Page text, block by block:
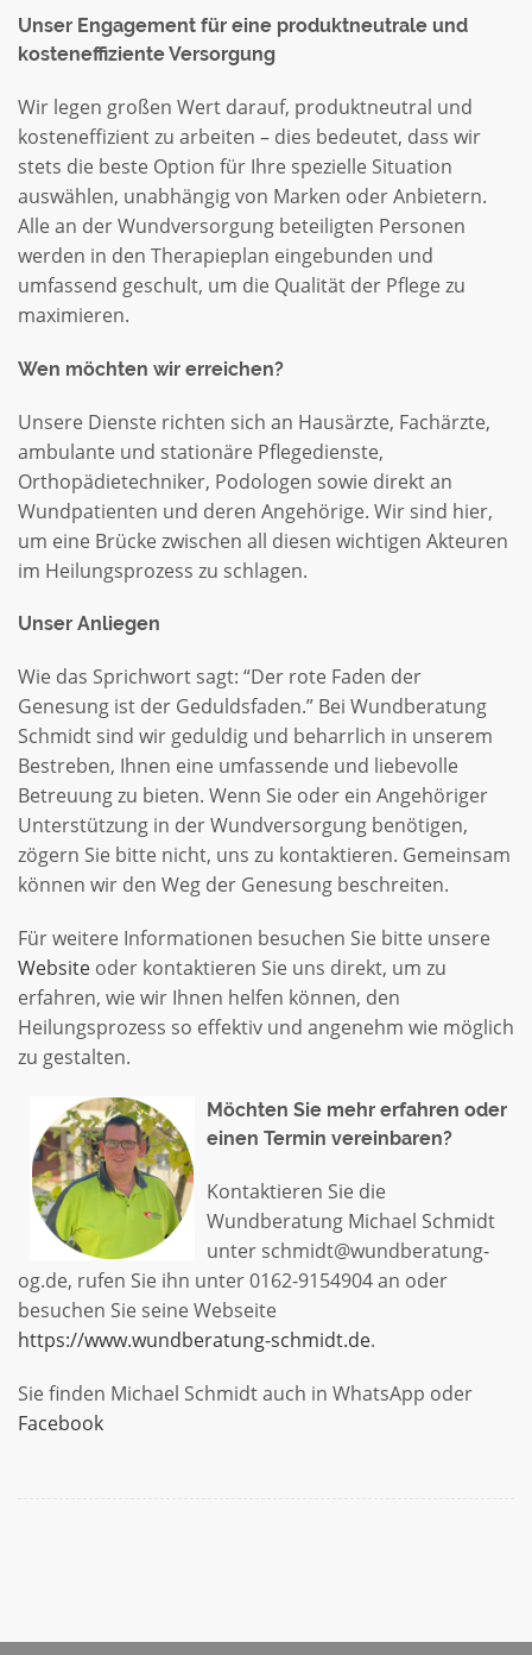
Unser Engagement für eine produktneutrale und
kosteneffiziente Versorgung
Wir legen großen Wert darauf, produktneutral und
kosteneffizient zu arbeiten – dies bedeutet, dass wir
stets die beste Option für Ihre spezielle Situation
auswählen, unabhängig von Marken oder Anbietern.
Alle an der Wundversorgung beteiligten Personen
werden in den Therapieplan eingebunden und
umfassend geschult, um die Qualität der Pflege zu
maximieren.
Wen möchten wir erreichen?
Unsere Dienste richten sich an Hausärzte, Fachärzte,
ambulante und stationäre Pflegedienste,
Orthopädietechniker, Podologen sowie direkt an
Wundpatienten und deren Angehörige. Wir sind hier,
um eine Brücke zwischen all diesen wichtigen Akteuren
im Heilungsprozess zu schlagen.
Unser Anliegen
Wie das Sprichwort sagt: “Der rote Faden der
Genesung ist der Geduldsfaden.” Bei Wundberatung
Schmidt sind wir geduldig und beharrlich in unserem
Bestreben, Ihnen eine umfassende und liebevolle
Betreuung zu bieten. Wenn Sie oder ein Angehöriger
Unterstützung in der Wundversorgung benötigen,
zögern Sie bitte nicht, uns zu kontaktieren. Gemeinsam
können wir den Weg der Genesung beschreiten.
Für weitere Informationen besuchen Sie bitte unsere
Website oder kontaktieren Sie uns direkt, um zu
erfahren, wie wir Ihnen helfen können, den
Heilungsprozess so effektiv und angenehm wie möglich
zu gestalten.
Möchten Sie mehr erfahren oder
einen Termin vereinbaren?
Kontaktieren Sie die
Wundberatung Michael Schmidt
unter schmidt@wundberatung-
og.de, rufen Sie ihn unter 0162-9154904 an oder
besuchen Sie seine Webseite
https://www.wundberatung-schmidt.de.
Sie finden Michael Schmidt auch in WhatsApp oder
Facebook